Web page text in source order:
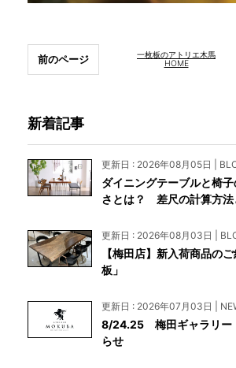
納品事例
よくあるご質問
お問い合わせ
一枚板のアトリエ木馬
HOME
前のページ
新着記事
更新日 : 2026年08月05日 |
ダイニングテーブルと椅
さとは？ 差尺の計算方法
更新日 : 2026年08月03日 |
【梅田店】新入荷商品の
板」
更新日 : 2026年07月03日 |
8/24.25 梅田ギャラリー
らせ